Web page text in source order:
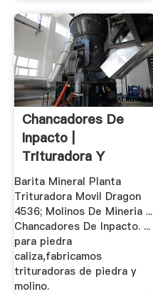
Chancadores De
Inpacto |
Trituradora Y
Molinos
Barita Mineral Planta
Trituradora Movil Dragon
4536; Molinos De Mineria ...
Chancadores De Inpacto. ...
para piedra
caliza,fabricamos
trituradoras de piedra y
molino.